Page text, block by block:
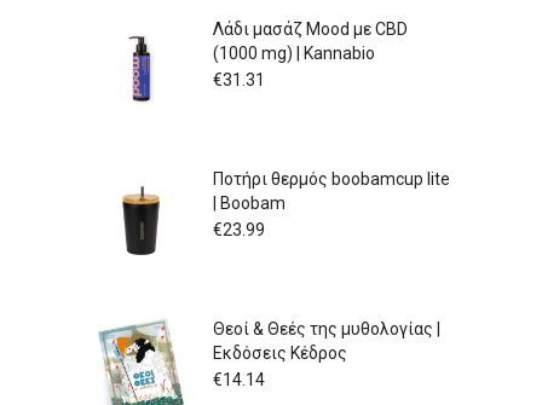
Λάδι μασάζ Mood με CBD
(1000 mg) | Kannabio
€31.31
Ποτήρι θερμός boobamcup lite
| Boobam
€23.99
Θεοί & Θεές της μυθολογίας |
Εκδόσεις Κέδρος
€14.14